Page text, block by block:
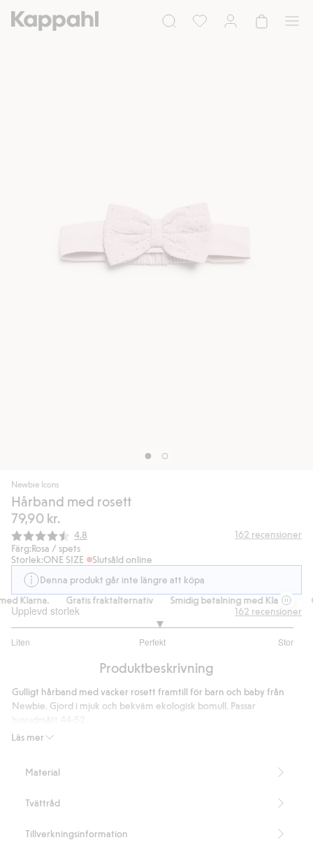
Newbie Icons
Hårband med rosett
79,90 kr.
Snittbetyg:
4.8 162 recensioner
Färg:Rosa / spets
Storlek:ONE SIZE
Slutsåld online
Denna produkt går inte längre att köpa
Klarna.
Gratis fraktalternativ Smidig betalning med Klarna.
Upplevd storlek
Liten Perfekt Stor
utav
126
betyg
162 recensioner
Produktbeskrivning
Läs mer
Gulligt hårband med vacker rosett framtill för barn och baby från
Newbie. Gjord i mjuk och bekväm ekologisk bomull. Passar
Innehåller 95% ekologisk bomull.
Material
Tvättråd
Tillverkningsinformation